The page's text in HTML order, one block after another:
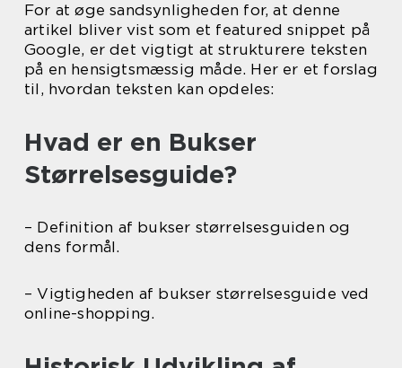
For at øge sandsynligheden for, at denne
artikel bliver vist som et featured snippet på
Google, er det vigtigt at strukturere teksten
på en hensigtsmæssig måde. Her er et forslag
til, hvordan teksten kan opdeles:
Hvad er en Bukser
Størrelsesguide?
– Definition af bukser størrelsesguiden og
dens formål.
– Vigtigheden af bukser størrelsesguide ved
online-shopping.